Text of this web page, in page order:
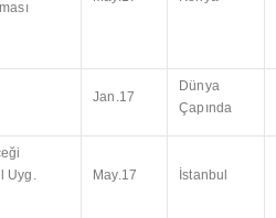
Jan.17
Dünya
Çapında
Uyg.
May.17
İstanbul